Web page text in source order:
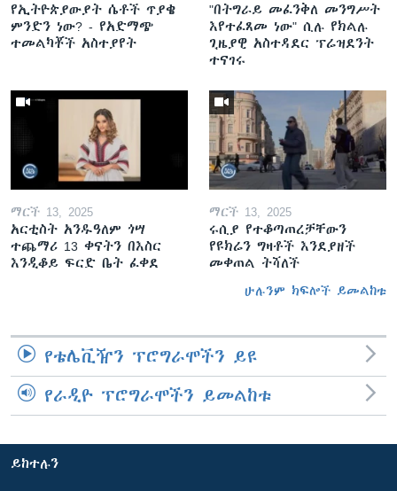
የኢትዮጵያውያት ሴቶች ጥያቄ
ምንድን ነው? - የአድማጭ
ተመልካቾች አስተያየት
"በትግራይ መፈንቅለ መንግሥት
እየተፈጸመ ነው" ሲሉ የክልሉ
ጊዜያዊ አስተዳደር ፕሬዝደንት
ተናገሩ
ማርች 13, 2025
አርቲስት አንዱዓለም ጎሣ
ተጨማሪ 13 ቀናትን በእስር
እንዲቆይ ፍርድ ቤት ፈቀደ
ማርች 13, 2025
ሩሲያ የተቆጣጠረቻቸውን
የዩክሬን ግዛቶች እንደያዘች
መቀጠል ትሻለች
ሁሉንም ክፍሎች ይመልከቱ
የቴሌቪዥን ፕሮግራሞችን ይዩ
የራዲዮ ፕሮግራሞችን ይመልከቱ
ይከተሉን